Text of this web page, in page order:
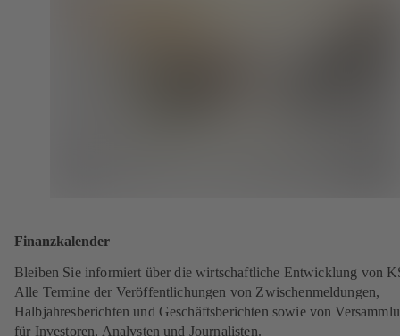
Finanzkalender
Bleiben Sie informiert über die wirtschaftliche Entwicklung von
Alle Termine der Veröffentlichungen von Zwischenmeldungen,
Halbjahresberichten und Geschäftsberichten sowie von
für Investoren, Analysten und Journalisten.